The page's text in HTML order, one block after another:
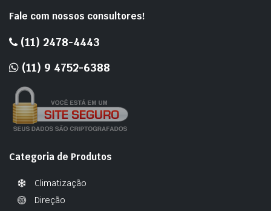
Fale com nossos consultores!
(11) 2478-4443
(11) 9 4752-6388
Categoria de Produtos
Climatização
Direção